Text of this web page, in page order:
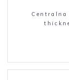
Centralna